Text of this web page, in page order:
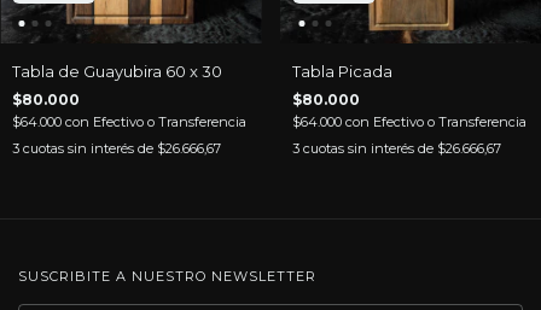
Tabla de Guayubira 60 x 30
$80.000
$64.000 con Efectivo o Transferencia
3 cuotas sin interés de $26.666,67
Tabla Picada
$80.000
$64.000 con Efectivo o Transferencia
3 cuotas sin interés de $26.666,67
SUSCRIBITE A NUESTRO NEWSLETTER